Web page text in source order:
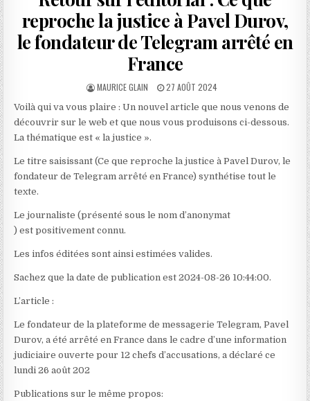
reproche la justice à Pavel Durov,
le fondateur de Telegram arrêté en
France
AUTHOR:
MAURICE GLAIN
PUBLISHED
27 AOÛT 2024
Voilà qui va vous plaire : Un nouvel article que nous venons de
découvrir sur le web et que nous vous produisons ci-dessous.
La thématique est « la justice ».
Le titre saisissant (Ce que reproche la justice à Pavel Durov, le
fondateur de Telegram arrêté en France) synthétise tout le
texte.
Le journaliste (présenté sous le nom d’anonymat
) est positivement connu.
Les infos éditées sont ainsi estimées valides.
Sachez que la date de publication est 2024-08-26 10:44:00.
L’article :
Le fondateur de la plateforme de messagerie Telegram, Pavel
Durov, a été arrêté en France dans le cadre d’une information
judiciaire ouverte pour 12 chefs d’accusations, a déclaré ce
lundi 26 août 202
Publications sur le même propos: